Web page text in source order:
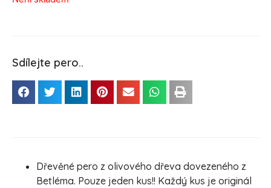
Sdílejte pero..
Dřevěné pero z olivového dřeva dovezeného z
Betléma. Pouze jeden kus!! Každý kus je originál